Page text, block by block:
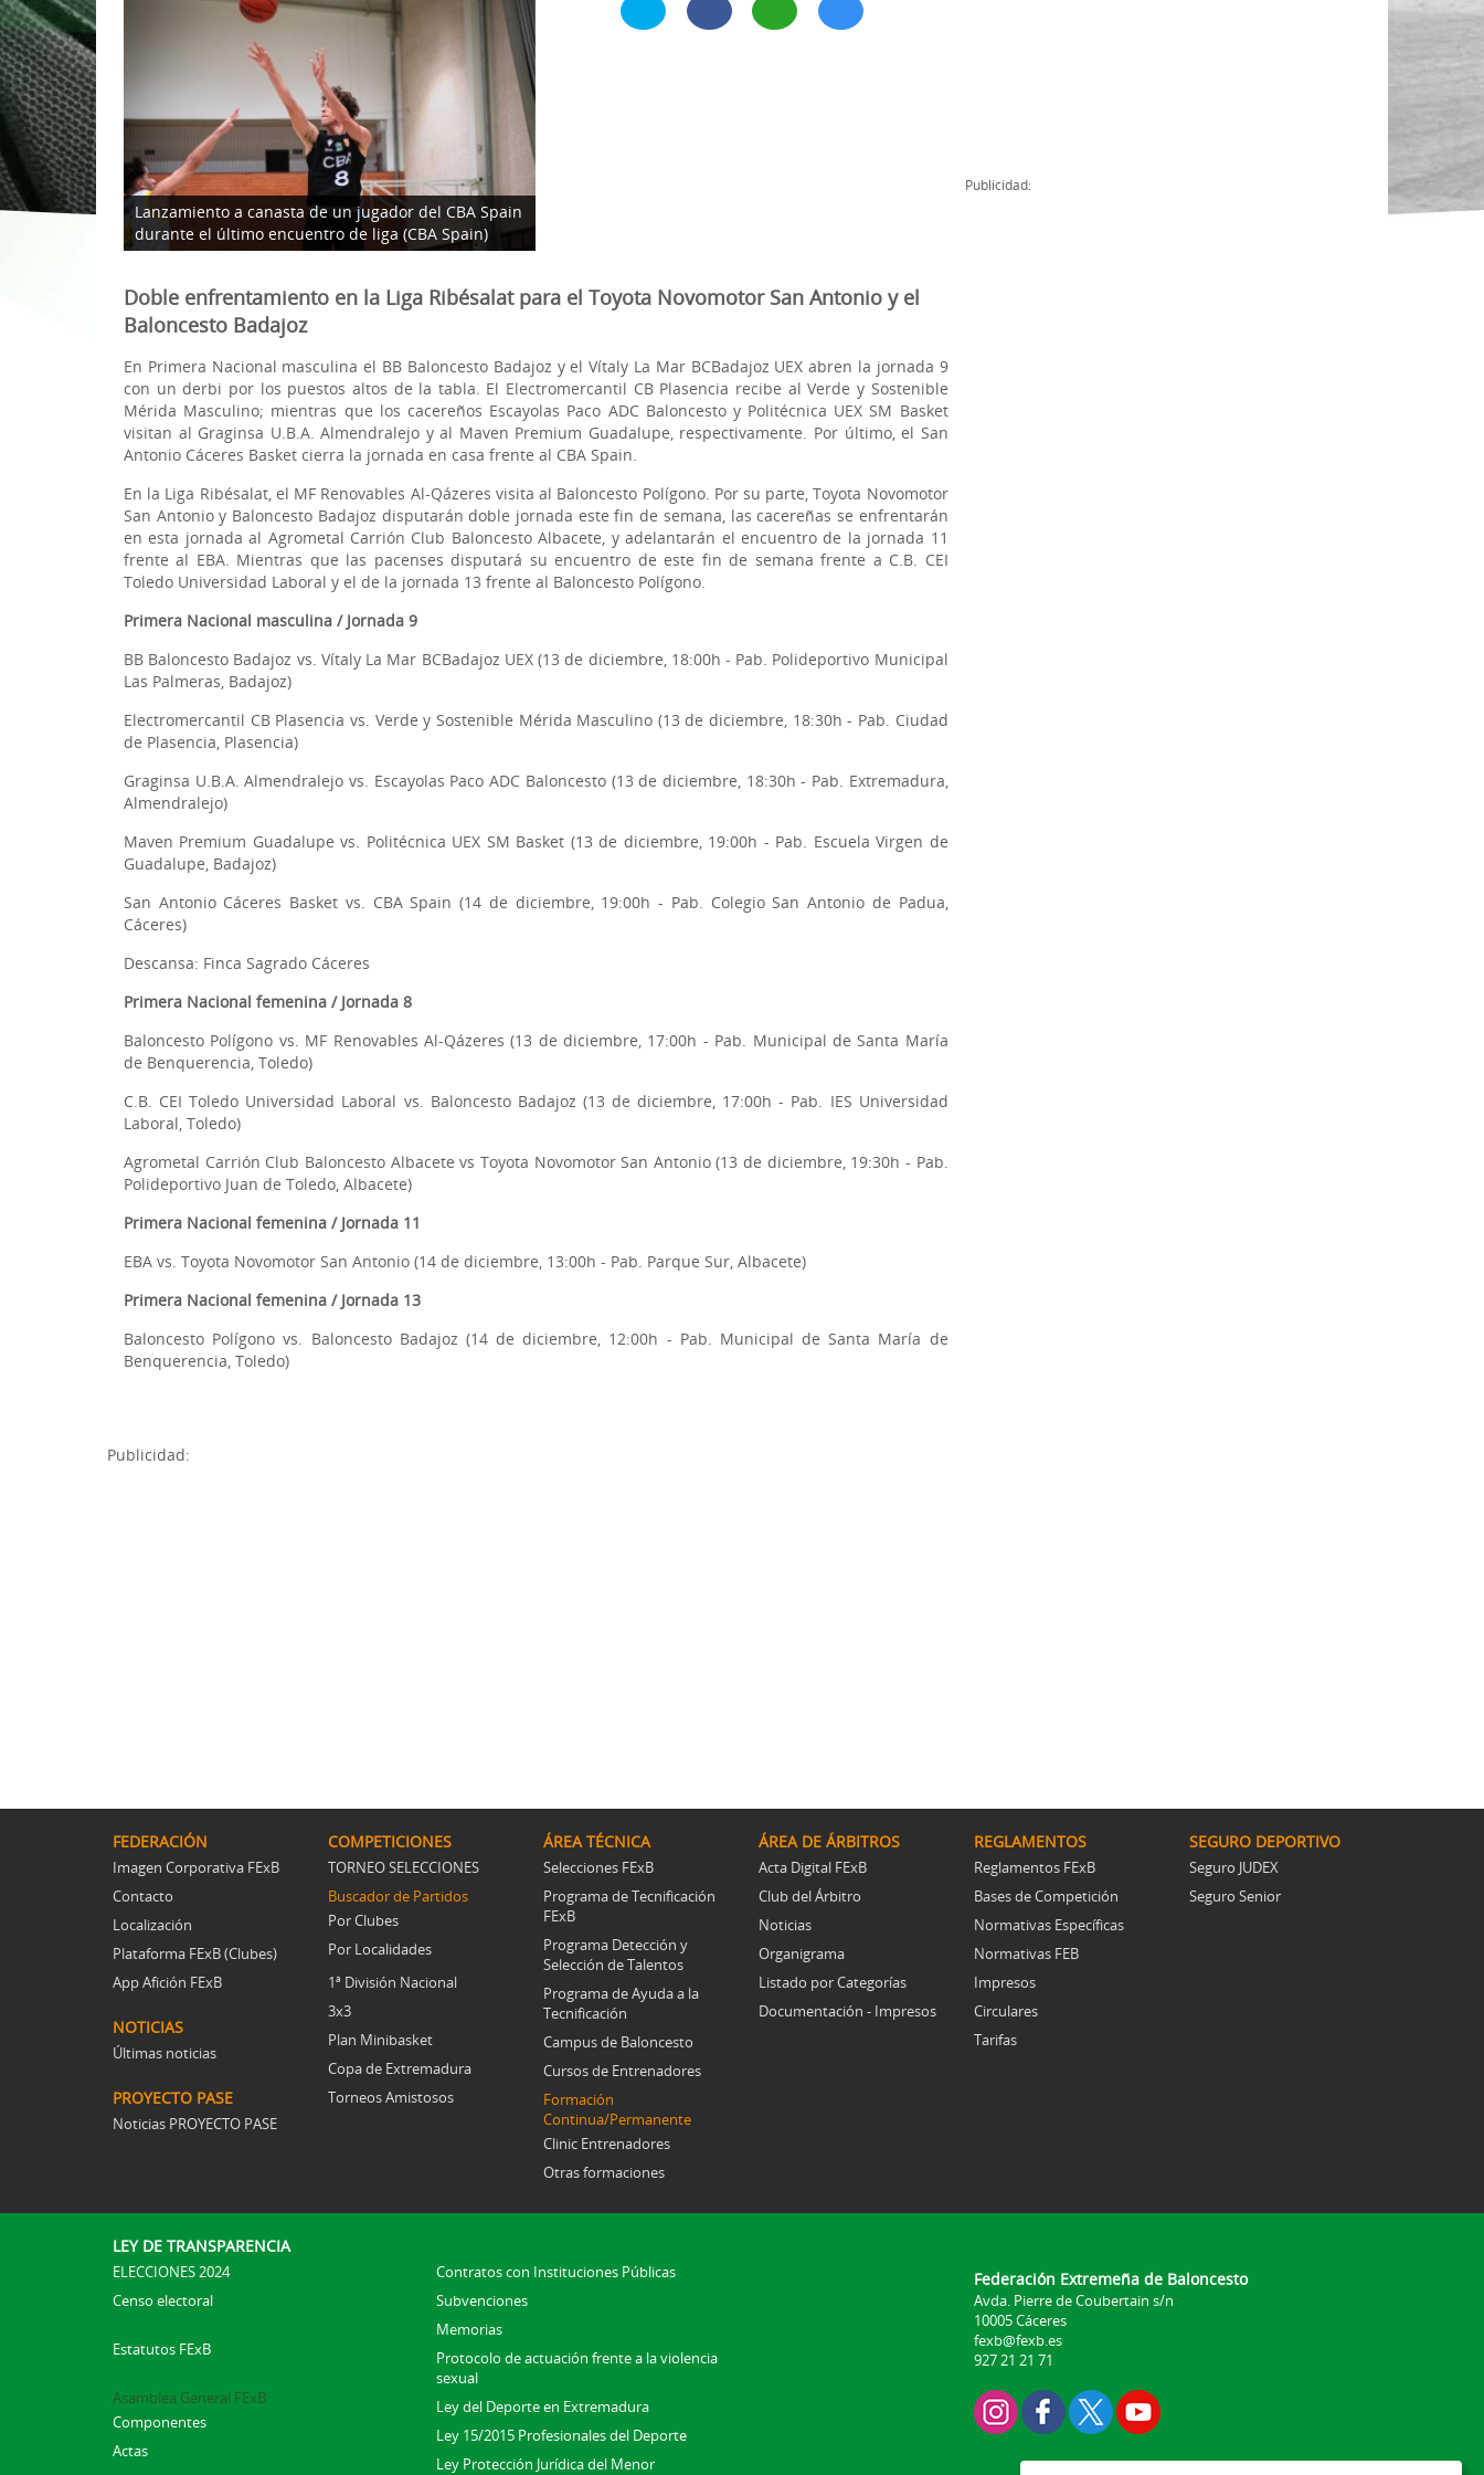
Plan Minibasket
Copa de Extremadura
Torneos Amistosos
Formación Continua/Permanente
Tarifas
Subvenciones
Lanzamiento a canasta de un jugador del CBA Spain
durante el último encuentro de liga (CBA Spain)
Doble enfrentamiento en la Liga Ribésalat para el Toyota Novomotor San Antonio y el
Baloncesto Badajoz
En Primera Nacional masculina el BB Baloncesto Badajoz y el Vítaly La Mar BCBadajoz UEX abren la jornada 9
con un derbi por los puestos altos de la tabla. El Electromercantil CB Plasencia recibe al Verde y Sostenible
Mérida Masculino; mientras que los cacereños Escayolas Paco ADC Baloncesto y Politécnica UEX SM Basket
visitan al Graginsa U.B.A. Almendralejo y al Maven Premium Guadalupe, respectivamente. Por último, el San
Antonio Cáceres Basket cierra la jornada en casa frente al CBA Spain.
En la Liga Ribésalat, el MF Renovables Al-Qázeres visita al Baloncesto Polígono. Por su parte, Toyota Novomotor
San Antonio y Baloncesto Badajoz disputarán doble jornada este fin de semana, las cacereñas se enfrentarán
en esta jornada al Agrometal Carrión Club Baloncesto Albacete, y adelantarán el encuentro de la jornada 11
frente al EBA. Mientras que las pacenses disputará su encuentro de este fin de semana frente a C.B. CEI
Toledo Universidad Laboral y el de la jornada 13 frente al Baloncesto Polígono.
Primera Nacional masculina / Jornada 9
BB Baloncesto Badajoz vs. Vítaly La Mar BCBadajoz UEX (13 de diciembre, 18:00h - Pab. Polideportivo Municipal
Las Palmeras, Badajoz)
Electromercantil CB Plasencia vs. Verde y Sostenible Mérida Masculino (13 de diciembre, 18:30h - Pab. Ciudad
de Plasencia, Plasencia)
Graginsa U.B.A. Almendralejo vs. Escayolas Paco ADC Baloncesto (13 de diciembre, 18:30h - Pab. Extremadura,
Almendralejo)
Maven Premium Guadalupe vs. Politécnica UEX SM Basket (13 de diciembre, 19:00h - Pab. Escuela Virgen de
Guadalupe, Badajoz)
San Antonio Cáceres Basket vs. CBA Spain (14 de diciembre, 19:00h - Pab. Colegio San Antonio de Padua,
Cáceres)
Descansa: Finca Sagrado Cáceres
Primera Nacional femenina / Jornada 8
Baloncesto Polígono vs. MF Renovables Al-Qázeres (13 de diciembre, 17:00h - Pab. Municipal de Santa María
de Benquerencia, Toledo)
C.B. CEI Toledo Universidad Laboral vs. Baloncesto Badajoz (13 de diciembre, 17:00h - Pab. IES Universidad
Laboral, Toledo)
Agrometal Carrión Club Baloncesto Albacete vs Toyota Novomotor San Antonio (13 de diciembre, 19:30h - Pab.
Polideportivo Juan de Toledo, Albacete)
Primera Nacional femenina / Jornada 11
EBA vs. Toyota Novomotor San Antonio (14 de diciembre, 13:00h - Pab. Parque Sur, Albacete)
Primera Nacional femenina / Jornada 13
Baloncesto Polígono vs. Baloncesto Badajoz (14 de diciembre, 12:00h - Pab. Municipal de Santa María de
Benquerencia, Toledo)
Publicidad:
Publicidad:
FEDERACIÓN
Imagen Corporativa FExB
Contacto
Localización
Plataforma FExB (Clubes)
App Afición FExB
NOTICIAS
Últimas noticias
PROYECTO PASE
Noticias PROYECTO PASE
COMPETICIONES
TORNEO SELECCIONES
Buscador de Partidos
Por Clubes
Por Localidades
1ª División Nacional
3x3
Plan Minibasket
Copa de Extremadura
Torneos Amistosos
ÁREA TÉCNICA
Selecciones FExB
Programa de Tecnificación
FExB
Programa Detección y
Selección de Talentos
Programa de Ayuda a la
Tecnificación
Campus de Baloncesto
Cursos de Entrenadores
Formación
Continua/Permanente
Clinic Entrenadores
Otras formaciones
ÁREA DE ÁRBITROS
Acta Digital FExB
Club del Árbitro
Noticias
Organigrama
Listado por Categorías
Documentación - Impresos
REGLAMENTOS
Reglamentos FExB
Bases de Competición
Normativas Específicas
Normativas FEB
Impresos
Circulares
Tarifas
SEGURO DEPORTIVO
Seguro JUDEX
Seguro Senior
LEY DE TRANSPARENCIA
ELECCIONES 2024
Censo electoral
Estatutos FExB
Asamblea General FExB
Componentes
Actas
Contratos con Instituciones Públicas
Subvenciones
Memorias
Protocolo de actuación frente a la violencia
sexual
Ley del Deporte en Extremadura
Ley 15/2015 Profesionales del Deporte
Ley Protección Jurídica del Menor
Federación Extremeña de Baloncesto
Avda. Pierre de Coubertain s/n
10005 Cáceres
fexb@fexb.es
927 21 21 71